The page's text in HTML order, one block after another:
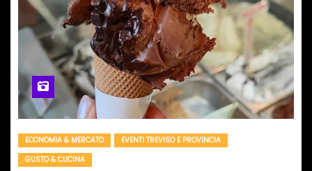
ECONOMIA & MERCATO
EVENTI TREVISO E PROVINCIA
GUSTO & CUCINA